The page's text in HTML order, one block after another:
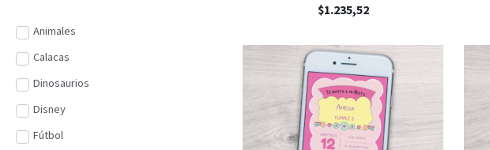
Animales
Calacas
Dinosaurios
Disney
Fútbol
$1.235,52